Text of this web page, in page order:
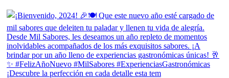
¡Descubre la perfección en cada detalle esta tem